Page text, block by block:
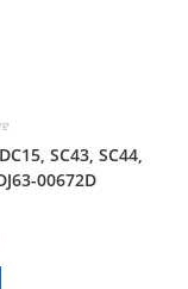
SC43, SC44,
00672D